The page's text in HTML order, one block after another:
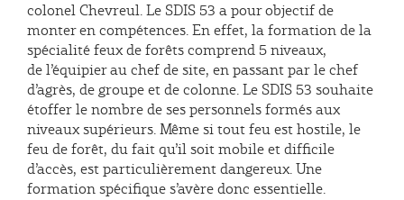
colonel Chevreul. Le SDIS 53 a pour objectif de
monter en compétences. En effet, la formation de la
spécialité feux de forêts comprend 5 niveaux,
de l’équipier au chef de site, en passant par le chef
d’agrès, de groupe et de colonne. Le SDIS 53 souhaite
étoffer le nombre de ses personnels formés aux
niveaux supérieurs. Même si tout feu est hostile, le
feu de forêt, du fait qu’il soit mobile et difficile
d’accès, est particulièrement dangereux. Une
formation spécifique s’avère donc essentielle.